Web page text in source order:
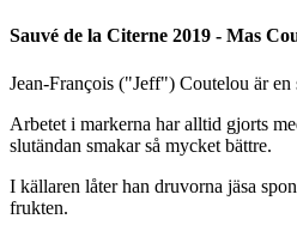
Sauvé de la Citerne 2019 - Mas
Jean-François ("Jeff") Coutelou är
Arbetet i markerna har alltid gjorts
slutändan smakar så mycket bättre.
I källaren låter han druvorna jäsa
frukten.